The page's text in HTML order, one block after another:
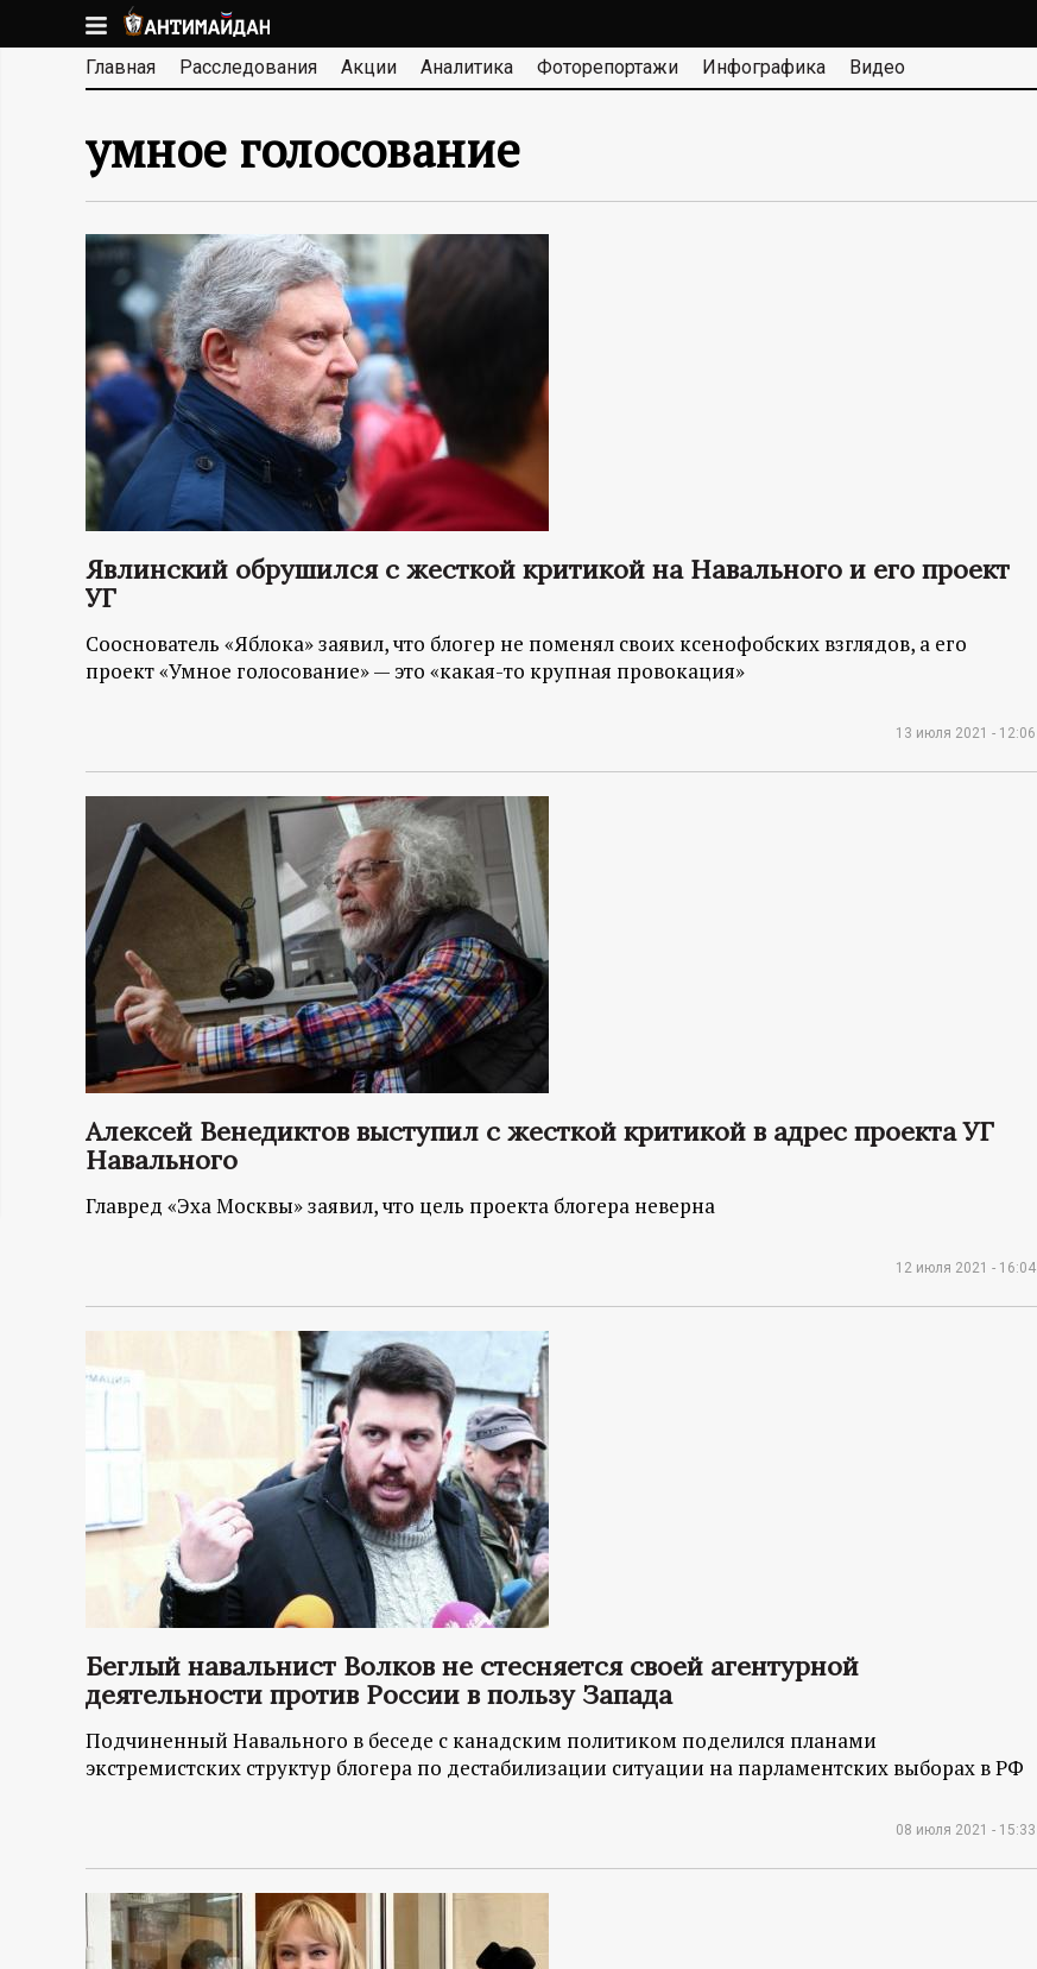
к
основномуА
Н
Т
И
М
А
Й
Д
А
Н
-
р
м
а
ц
и
о
н
ы
й
о
т
а
л
Главная Расследования Акции Аналитика Фоторепортажи Инфографика Видео
умное голосование
Явлинский обрушился с жесткой критикой на Навального и его проект
УГ
Сооснователь «Яблока» заявил, что блогер не поменял своих ксенофобских взглядов, а его
проект «Умное голосование» — это «какая-то крупная провокация»
13 июля 2021 - 12:06
Алексей Венедиктов выступил с жесткой критикой в адрес проекта УГ
Навального
Главред «Эха Москвы» заявил, что цель проекта блогера неверна
12 июля 2021 - 16:04
Беглый навальнист Волков не стесняется своей агентурной
деятельности против России в пользу Запада
Подчиненный Навального в беседе с канадским политиком поделился планами
экстремистских структур блогера по дестабилизации ситуации на парламентских выборах в РФ
08 июля 2021 - 15:33